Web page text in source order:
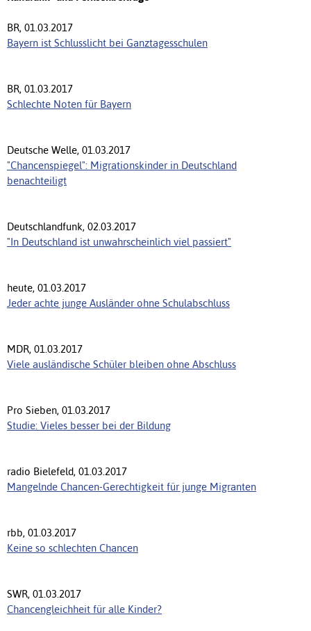
BR, 01.03.2017
Bayern ist Schlusslicht bei Ganztagesschulen
BR, 01.03.2017
Schlechte Noten für Bayern
Deutsche Welle, 01.03.2017
"Chancenspiegel": Migrationskinder in Deutschland
benachteiligt
Deutschlandfunk, 02.03.2017
"In Deutschland ist unwahrscheinlich viel passiert"
heute, 01.03.2017
Jeder achte junge Ausländer ohne Schulabschluss
MDR, 01.03.2017
Viele ausländische Schüler bleiben ohne Abschluss
Pro Sieben, 01.03.2017
Studie: Vieles besser bei der Bildung
radio Bielefeld, 01.03.2017
Mangelnde Chancen-Gerechtigkeit für junge Migranten
rbb, 01.03.2017
Keine so schlechten Chancen
SWR, 01.03.2017
Chancengleichheit für alle Kinder?